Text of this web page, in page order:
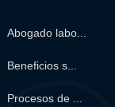
Abogado labo...
Beneficios s...
Procesos de ...